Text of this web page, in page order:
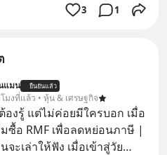
3 1
แมน ยืนยันแล้ว
มงที่แล้ว • หุ้น & เศรษฐกิจ
องรู้ แต่ไม่ค่อยมีใครบอก เมื่อ
มซื้อ RMF เพื่อลดหย่อนภาษี |
ะเล่าให้ฟัง เมื่อเข้าสู่วัย